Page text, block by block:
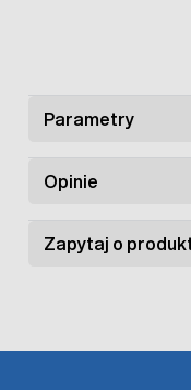
elektrycznego w
wytrzymałość na
ogrodzeń. Idealnie
dla koni, bydła,
ochrony upraw np.
Parametry
Opinie
Zapytaj o